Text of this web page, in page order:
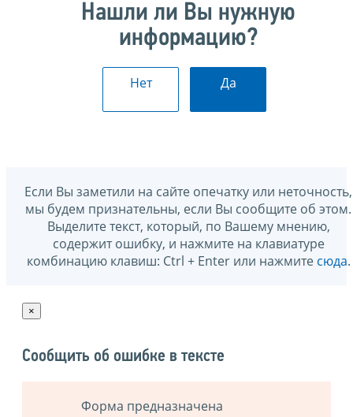
Нашли ли Вы нужную
информацию?
Нет Да
Если Вы заметили на сайте опечатку или неточность,
мы будем признательны, если Вы сообщите об этом.
Выделите текст, который, по Вашему мнению,
содержит ошибку, и нажмите на клавиатуре
комбинацию клавиш: Ctrl + Enter или нажмите сюда.
×
Сообщить об ошибке в тексте
Форма предназначена